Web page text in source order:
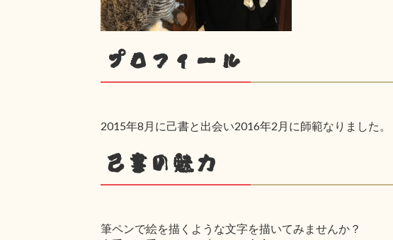
プロフィール
2015年8月に己書と出会い2016年2月に師範なりました。
己書の魅力
筆ペンで絵を描くような文字を描いてみませんか？